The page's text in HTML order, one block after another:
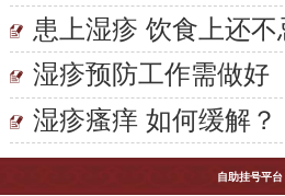
患上湿疹 饮食上还不
湿疹预防工作需做好
湿疹瘙痒 如何缓解？
自助挂号平台